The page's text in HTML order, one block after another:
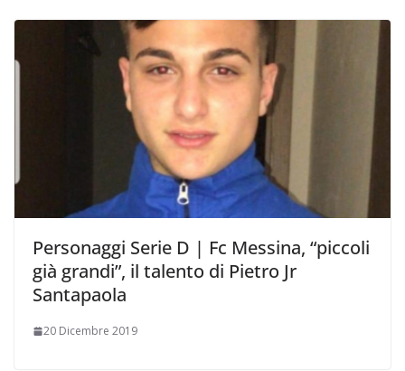
Personaggi Serie D | Fc Messina, “piccoli
già grandi”, il talento di Pietro Jr
Santapaola
20 Dicembre 2019